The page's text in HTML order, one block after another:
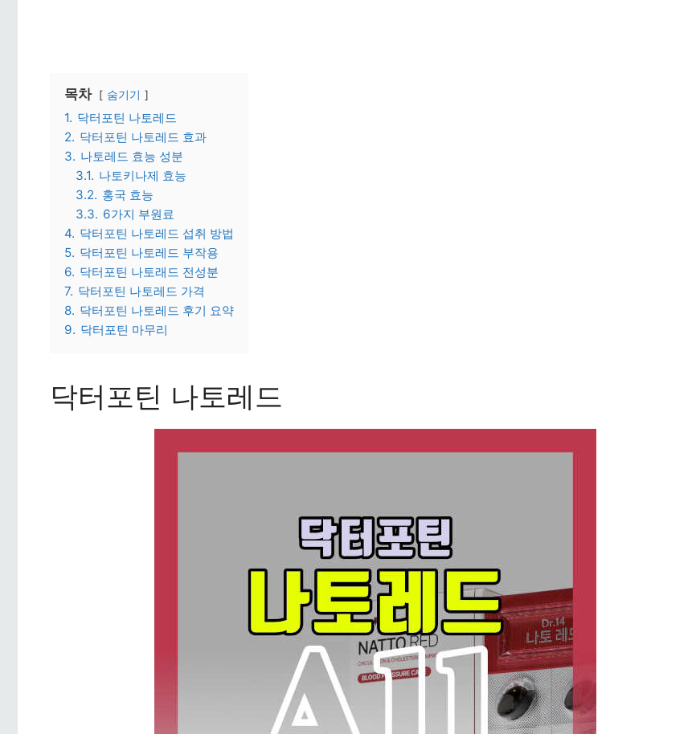
목차 숨기기
1. 닥터포틴 나토레드
2. 닥터포틴 나토레드 효과
3. 나토레드 효능 성분
3.1. 나토키나제 효능
3.2. 홍국 효능
3.3. 6가지 부원료
4. 닥터포틴 나토레드 섭취 방법
5. 닥터포틴 나토레드 부작용
6. 닥터포틴 나토래드 전성분
7. 닥터포틴 나토레드 가격
8. 닥터포틴 나토레드 후기 요약
9. 닥터포틴 마무리
닥터포틴 나토레드